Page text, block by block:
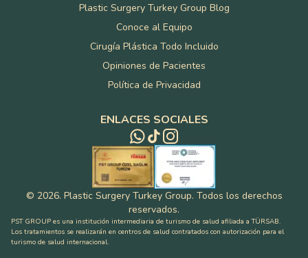
Plastic Surgery Turkey Group Blog
Conoce al Equipo
Cirugía Plástica Todo Incluido
Opiniones de Pacientes
Política de Privacidad
ENLACES SOCIALES
© 2026. Plastic Surgery Turkey Group. Todos los derechos
reservados.
PST GROUP es una institución intermediaria de turismo de salud afiliada a TÜRSAB.
Los tratamientos se realizarán en centros de salud contratados con autorización para el
turismo de salud internacional.